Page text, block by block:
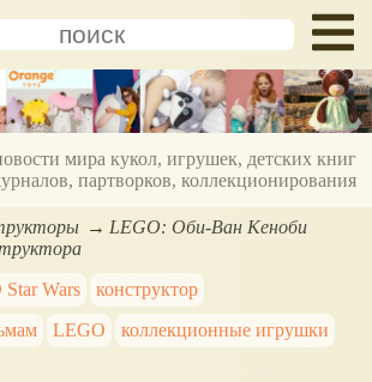
мира кукол, игрушек, детских книг
партворков, коллекционирования
LEGO: Оби-Ван Кеноби
Wars
конструктор
LEGO
коллекционные игрушки